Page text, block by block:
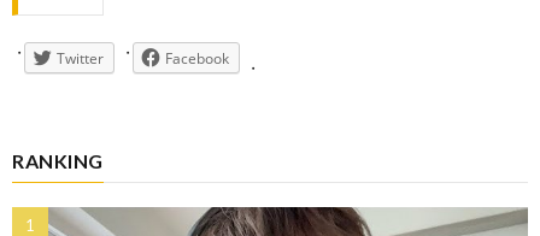
Twitter Facebook
RANKING